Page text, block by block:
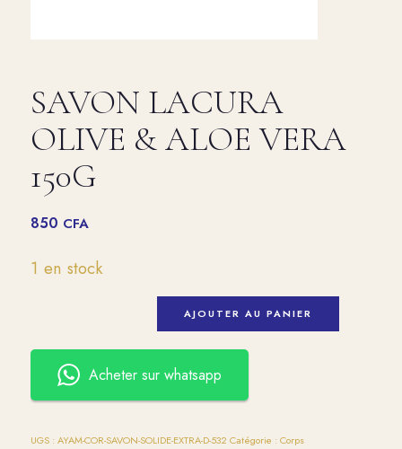
SAVON LACURA
OLIVE & ALOE VERA
150G
850 CFA
1 en stock
AJOUTER AU PANIER
Acheter sur whatsapp
UGS : AYAM-COR-SAVON-SOLIDE-EXTRA-D-532 Catégorie : Corps